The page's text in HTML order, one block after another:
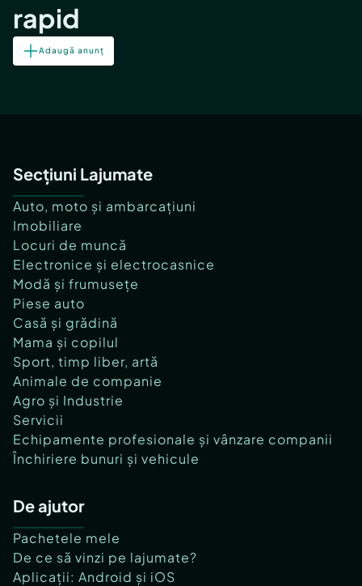
rapid
Adaugă anunț
Secțiuni Lajumate
Auto, moto și ambarcațiuni
Imobiliare
Locuri de muncă
Electronice și electrocasnice
Modă și frumusețe
Piese auto
Casă și grădină
Mama și copilul
Sport, timp liber, artă
Animale de companie
Agro și Industrie
Servicii
Echipamente profesionale și vânzare companii
Închiriere bunuri și vehicule
De ajutor
Pachetele mele
De ce să vinzi pe lajumate?
Aplicații: Android și iOS